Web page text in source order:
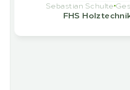
Sebastian Schulte
FHS